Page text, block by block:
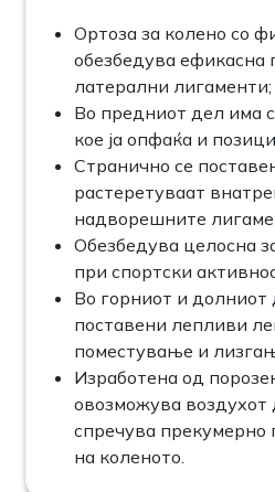
Ортоза за колено со
обезбедува
латерални лигаменти;
Во предниот дел има
кое ја опфаќа и
Странично се
растеретуваат
надворешните
Обезбедува целосна
при спортски
Во горниот и долниот
поставени лепливи
поместување и
Изработена од
овозможува
спречува
на коленото.